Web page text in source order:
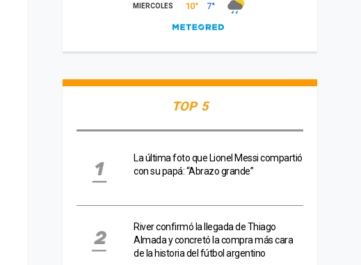
TOP 5
La última foto que Lionel Messi compartió
con su papá: “Abrazo grande”
River confirmó la llegada de Thiago
Almada y concretó la compra más cara
de la historia del fútbol argentino